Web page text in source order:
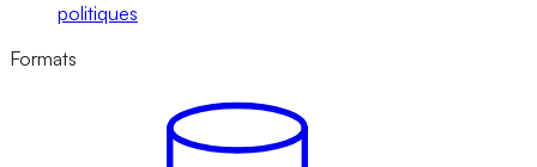
politiques
Formats